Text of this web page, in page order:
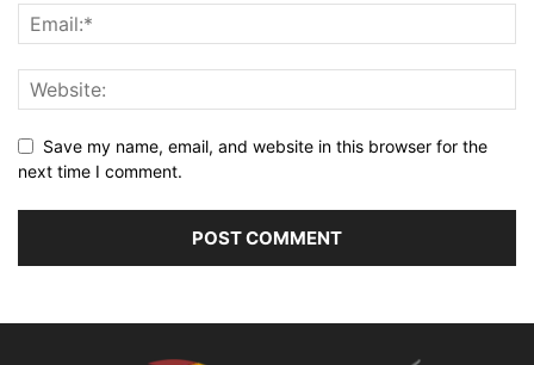
Save my name, email, and website in this browser for the
next time I comment.